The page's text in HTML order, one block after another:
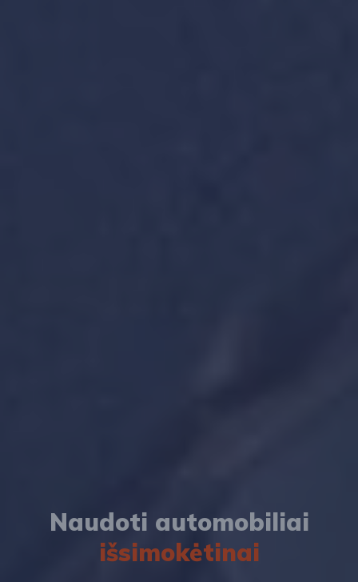
Naudoti automobiliai
išsimokėtinai